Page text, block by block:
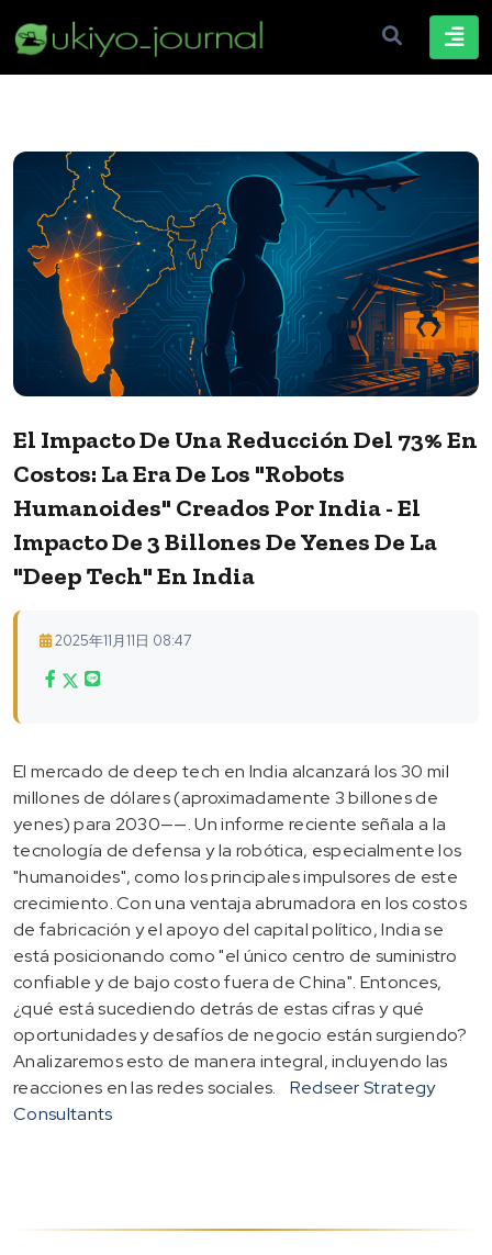
El Impacto De Una Reducción Del 73% En
Costos: La Era De Los "robots
Humanoides" Creados Por India - El
Impacto De 3 Billones De Yenes De La
"deep Tech" En India
2025年11月11日 08:47
El mercado de deep tech en India alcanzará los 30 mil
millones de dólares (aproximadamente 3 billones de
yenes) para 2030——. Un informe reciente señala a la
tecnología de defensa y la robótica, especialmente los
"humanoides", como los principales impulsores de este
crecimiento. Con una ventaja abrumadora en los costos
de fabricación y el apoyo del capital político, India se
está posicionando como "el único centro de suministro
confiable y de bajo costo fuera de China". Entonces,
¿qué está sucediendo detrás de estas cifras y qué
oportunidades y desafíos de negocio están surgiendo?
Analizaremos esto de manera integral, incluyendo las
reacciones en las redes sociales.
Redseer Strategy
Consultants